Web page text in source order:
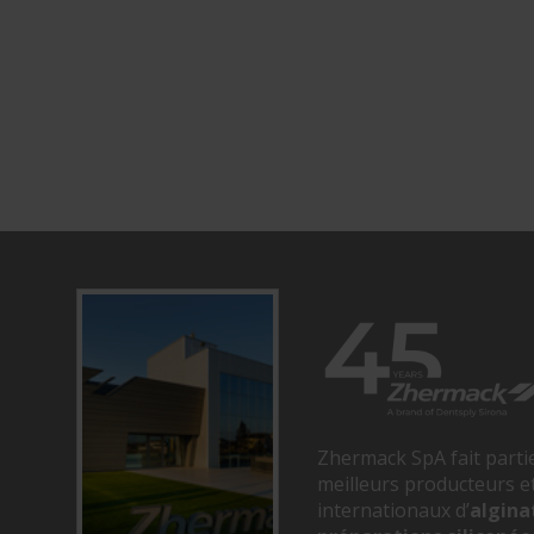
Zhermack SpA fait
meilleurs producteurs
internationaux d’